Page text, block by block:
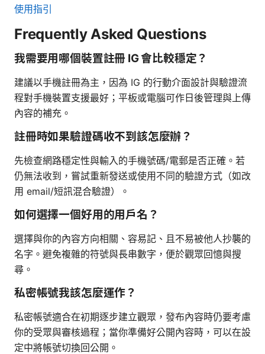
使用指引
Frequently Asked Questions
我需要用哪個裝置註冊 IG 會比較穩定？
建議以手機註冊為主，因為 IG 的行動介面設計與驗證流
程對手機裝置支援最好；平板或電腦可作日後管理與上傳
內容的補充。
註冊時如果驗證碼收不到該怎麼辦？
先檢查網路穩定性與輸入的手機號碼/電郵是否正確。若
仍無法收到，嘗試重新發送或使用不同的驗證方式（如改
用 email/短訊混合驗證）。
如何選擇一個好用的用戶名？
選擇與你的內容方向相關、容易記、且不易被他人抄襲的
名字。避免複雜的符號與長串數字，便於觀眾回憶與搜
尋。
私密帳號我該怎麼運作？
私密帳號適合在初期逐步建立觀眾，發布內容時仍要考慮
你的受眾與審核過程；當你準備好公開內容時，可以在設
定中將帳號切換回公開。